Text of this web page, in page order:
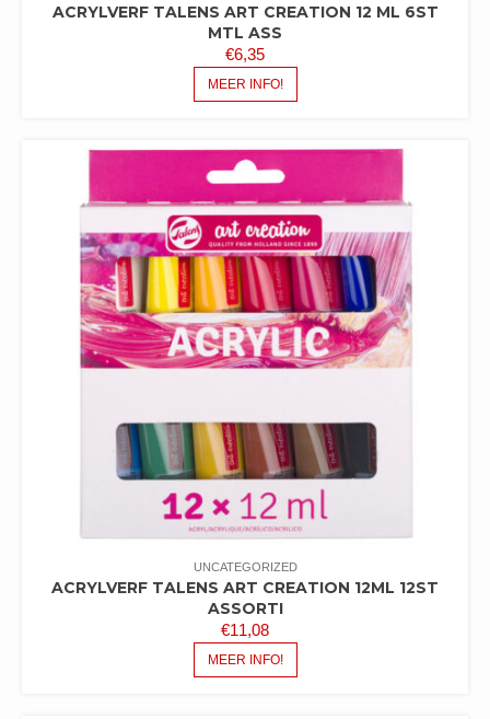
ACRYLVERF TALENS ART CREATION 12 ML 6ST
MTL ASS
€6,35
MEER INFO!
UNCATEGORIZED
ACRYLVERF TALENS ART CREATION 12ML 12ST
ASSORTI
€11,08
MEER INFO!